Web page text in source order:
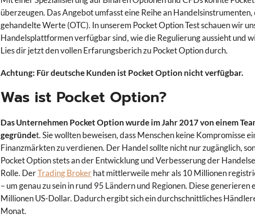
überzeugen. Das Angebot umfasst eine Reihe an
gehandelte Werte (OTC). In unserem Pocket Option Test schauen wir
Handelsplattformen verfügbar sind, wie die Regulierung aussieht und
Lies dir jetzt den vollen Erfarungsberich zu Pocket Option durch.
Achtung: Für deutsche Kunden ist Pocket Option nicht verfügbar.
Was ist Pocket Option?
Das Unternehmen Pocket Option wurde im Jahr 2017 von einem
gegründet. Sie wollten beweisen, dass Menschen keine Kompromisse
Finanzmärkten zu verdienen. Der Handel sollte nicht nur zugänglich,
Pocket Option stets an der Entwicklung und Verbesserung der
Rolle. DerTrading Brokerhat mittlerweile mehr als 10 Millionen
– um genau zu sein in rund 95 Ländern und Regionen. Diese
Millionen US-Dollar. Dadurch ergibt sich ein durchschnittliches
Monat.